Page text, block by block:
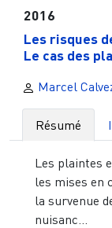
2016
Les risques
Le cas des
Marcel
Résumé
Les plaintes
les mises en
la survenue
nuisanc...